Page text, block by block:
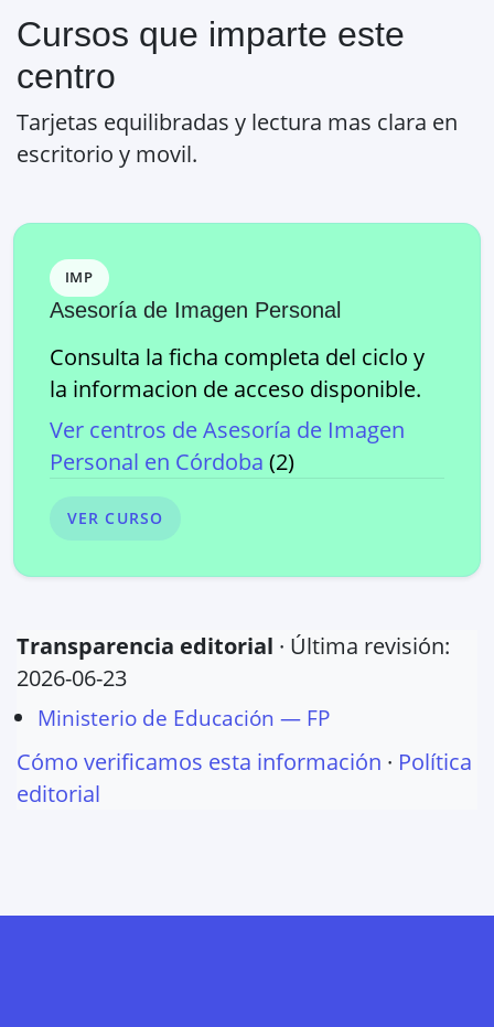
Cursos que imparte este
centro
Tarjetas equilibradas y lectura mas clara en
escritorio y movil.
IMP
Asesoría de Imagen Personal
Consulta la ficha completa del ciclo y
la informacion de acceso disponible.
Ver centros deAsesoría de Imagen
Personal en Córdoba (2)
VER CURSO
Transparencia editorial · Última revisión:
2026-06-23
Ministerio de Educación — FP
Cómo verificamos esta información · Política
editorial